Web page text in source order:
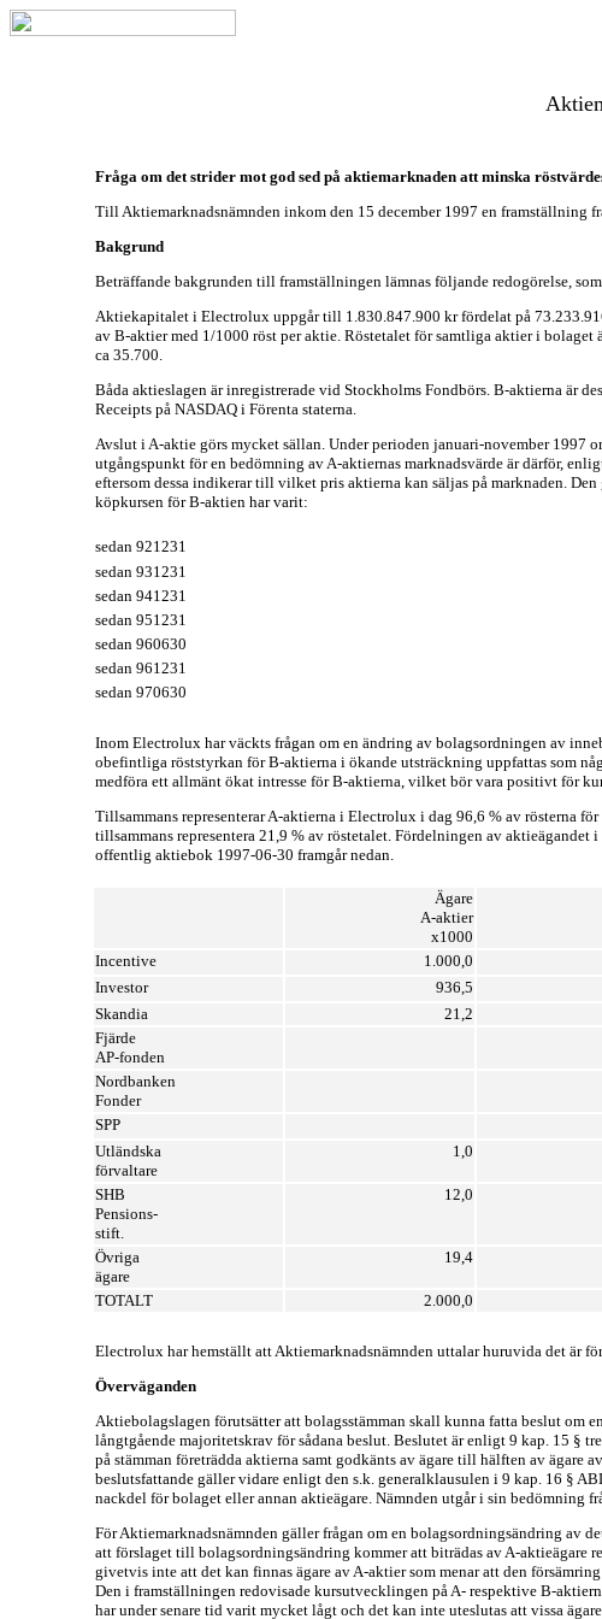
Fråga om det strider mot god sed på aktiemarknaden att minska
Till Aktiemarknadsnämnden inkom den 15 december 1997 en framställning
Bakgrund
Beträffande bakgrunden till framställningen lämnas följande redogörelse,
Aktiekapitalet i Electrolux uppgår till 1.830.847.900 kr fördelat på
av B-aktier med 1/1000 röst per aktie. Röstetalet för samtliga aktier i
ca 35.700.
Båda aktieslagen är inregistrerade vid Stockholms Fondbörs. B-aktierna är
Receipts på NASDAQ i Förenta staterna.
Avslut i A-aktie görs mycket sällan. Under perioden januari-november 1997
utgångspunkt för en bedömning av A-aktiernas marknadsvärde är därför,
eftersom dessa indikerar till vilket pris aktierna kan säljas på marknaden.
köpkursen för B-aktien har varit:
sedan 921231
sedan 931231
sedan 941231
sedan 951231
sedan 960630
sedan 961231
sedan 970630
Inom Electrolux har väckts frågan om en ändring av bolagsordningen av
obefintliga röststyrkan för B-aktierna i ökande utsträckning uppfattas som
medföra ett allmänt ökat intresse för B-aktierna, vilket bör vara positivt för
Tillsammans representerar A-aktierna i Electrolux i dag 96,6 % av rösterna
tillsammans representera 21,9 % av röstetalet. Fördelningen av
offentlig aktiebok 1997-06-30 framgår nedan.
Ägare
A-aktier
x1000
Incentive
1.000,0
Investor
936,5
Skandia
21,2
Fjärde
AP-fonden
Nordbanken
Fonder
SPP
Utländska
förvaltare
1,0
SHB
Pensions-
stift.
12,0
Övriga
ägare
19,4
TOTALT 2.000,0
Electrolux har hemställt att Aktiemarknadsnämnden uttalar huruvida det är
Överväganden
Aktiebolagslagen förutsätter att bolagsstämman skall kunna fatta beslut om
långtgående majoritetskrav för sådana beslut. Beslutet är enligt 9 kap. 15 §
på stämman företrädda aktierna samt godkänts av ägare till hälften av ägare
beslutsfattande gäller vidare enligt den s.k. generalklausulen i 9 kap. 16 §
nackdel för bolaget eller annan aktieägare. Nämnden utgår i sin bedömning
För Aktiemarknadsnämnden gäller frågan om en bolagsordningsändring av
att förslaget till bolagsordningsändring kommer att biträdas av A-aktieägare
givetvis inte att det kan finnas ägare av A-aktier som menar att den
Den i framställningen redovisade kursutvecklingen på A- respektive B-
har under senare tid varit mycket lågt och det kan inte uteslutas att vissa